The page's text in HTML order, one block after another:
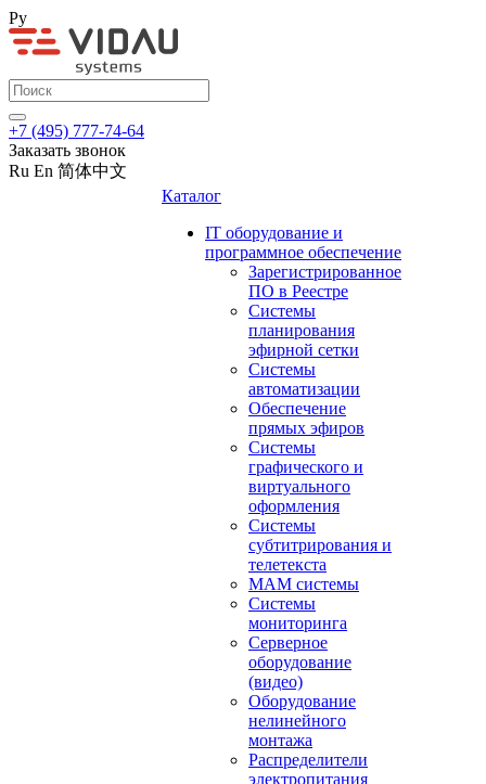
Ру
+7 (495) 777-74-64
Заказать звонок
Ru En 简体中文
Каталог
IT оборудование и
программное обеспечение
Зарегистрированное
ПО в Реестре
Системы
планирования
эфирной сетки
Системы
автоматизации
Обеспечение
прямых эфиров
Системы
графического и
виртуального
оформления
Системы
субтитрирования и
телетекста
MAM системы
Системы
мониторинга
Серверное
оборудование
(видео)
Оборудование
нелинейного
монтажа
Распределители
электропитания